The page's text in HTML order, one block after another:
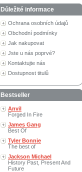
Důležité informace
Ochrana osobních údajů
Obchodní podmínky
Jak nakupovat
Jste u nás poprvé?
Kontaktujte nás
Dostupnost titulů
Bestseller
Anvil
Forged In Fire
James Gang
Best Of
Tyler Bonnie
The best of
Jackson Michael
History Past, Present And
Future